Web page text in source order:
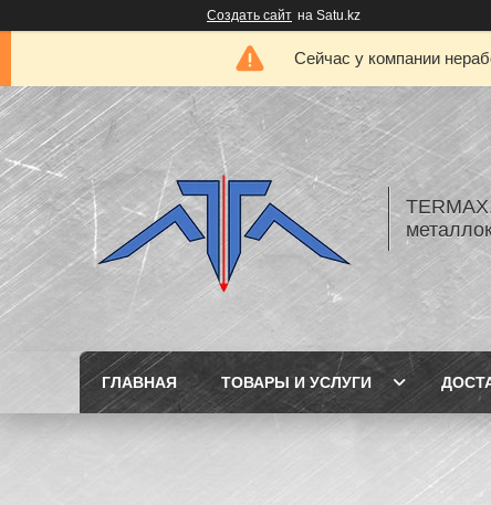
Создать сайт на Satu.kz
Сейчас у компании
ГЛАВНАЯ ТОВАРЫ И УСЛУГИ